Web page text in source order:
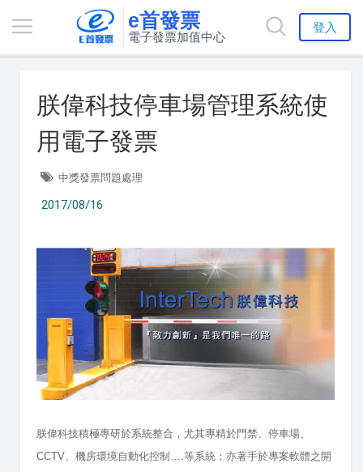
e首發票
電子發票加值中心
登入
朕偉科技停車場管理系統使
用電子發票
中獎發票問題處理
2017/08/16
朕偉科技積極專研於系統整合，尤其專精於門禁、停車場、
CCTV、機房環境自動化控制….等系統；亦著手於專案軟體之開